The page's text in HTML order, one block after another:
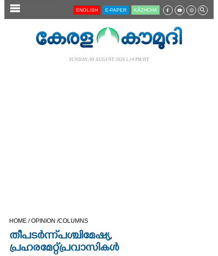
SECTIONS ENGLISH E-PAPER KĀZHCHA
SUNDAY, 09 AUGUST 2026 5.14 PM IST
HOME /OPINION /COLUMNS
തീപടർന്ന് പശ്ചിമേഷ്യ,
പ്രഹരമേറ്റ് പ്രവാസികൾ